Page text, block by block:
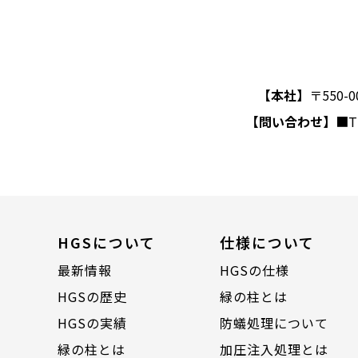
【本社】 〒550-
【問い合わせ】
HGSについて
最新情報
HGSの歴史
HGSの実績
緑の柱とは
仕様について
HGSの仕様
緑の柱とは
防蟻処理について
加圧注入処理とは